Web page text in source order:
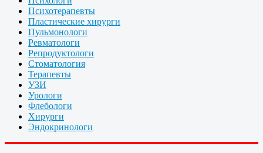
Психотерапевты
Пластические хирурги
Пульмонологи
Ревматологи
Репродуктологи
Стоматология
Терапевты
УЗИ
Урологи
Флебологи
Хирурги
Эндокринологи